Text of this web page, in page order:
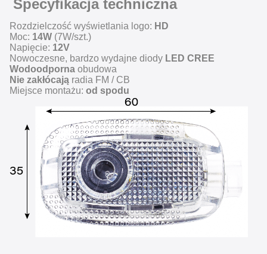
Specyfikacja techniczna
Rozdzielczość wyświetlania logo: HD
Moc: 14W (7W/szt.)
Napięcie: 12V
Nowoczesne, bardzo wydajne diody LED CREE
Wodoodporna obudowa
Nie zakłócają radia FM / CB
Miejsce montażu: od spodu